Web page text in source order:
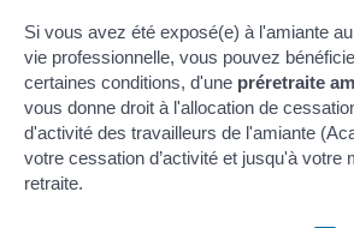
Si vous avez été exposé(e) à l'amiante
vie professionnelle, vous pouvez
certaines conditions, d'une préretraite
vous donne droit à l'allocation de
d'activité des travailleurs de l'amiante
votre cessation d’activité et jusqu'à votre
retraite.